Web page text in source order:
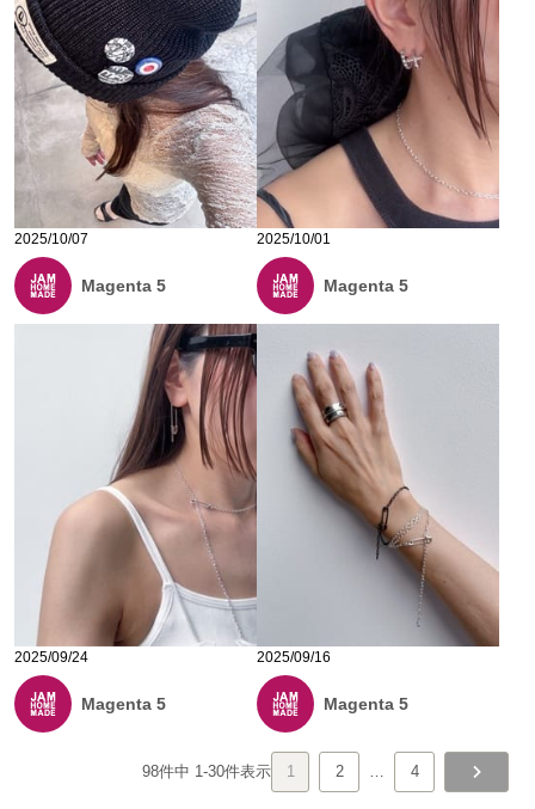
2025/10/07
Magenta 5
2025/10/01
Magenta 5
2025/09/24
Magenta 5
2025/09/16
Magenta 5
98件中 1-30件表示 1 2 … 4